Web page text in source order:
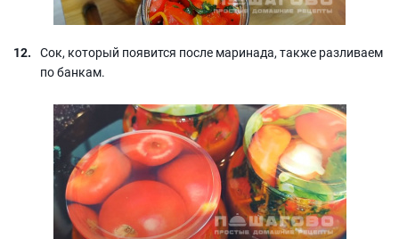
Сок, который появится после маринада, также разливаем
по банкам.